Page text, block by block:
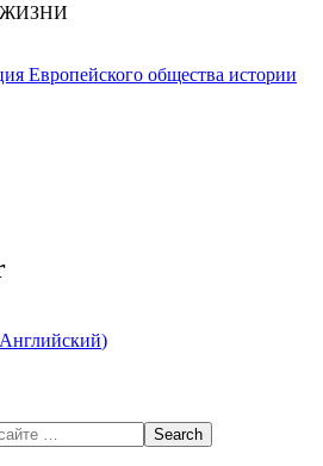
Европейского общества истории
Английский)